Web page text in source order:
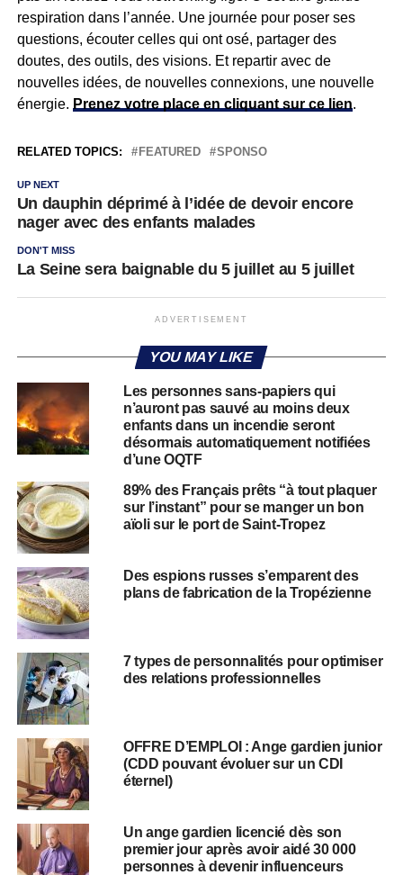
respiration dans l’année. Une journée pour poser ses
questions, écouter celles qui ont osé, partager des
doutes, des outils, des visions. Et repartir avec de
nouvelles idées, de nouvelles connexions, une nouvelle
énergie. Prenez votre place en cliquant sur ce lien.
RELATED TOPICS: FEATURED SPONSO
UP NEXT
Un dauphin déprimé à l’idée de devoir encore
nager avec des enfants malades
DON'T MISS
La Seine sera baignable du 5 juillet au 5 juillet
ADVERTISEMENT
YOU MAY LIKE
Les personnes sans-papiers qui
n’auront pas sauvé au moins deux
enfants dans un incendie seront
désormais automatiquement notifiées
d’une OQTF
89% des Français prêts “à tout plaquer
sur l’instant” pour se manger un bon
aïoli sur le port de Saint-Tropez
Des espions russes s’emparent des
plans de fabrication de la Tropézienne
7 types de personnalités pour optimiser
des relations professionnelles
OFFRE D’EMPLOI : Ange gardien junior
(CDD pouvant évoluer sur un CDI
éternel)
Un ange gardien licencié dès son
premier jour après avoir aidé 30 000
personnes à devenir influenceurs